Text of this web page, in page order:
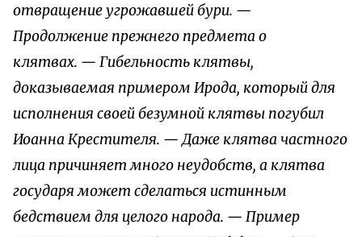
отвращение угрожавшей бури. —
Продолжение прежнего предмета о
клятвах. — Гибельность клятвы,
доказываемая примером Ирода, который для
исполнения своей безумной клятвы погубил
Иоанна Крестителя. — Даже клятва частного
лица причиняет много неудобств, а клятва
государя может сделаться истинным
бедствием для целого народа. — Пример